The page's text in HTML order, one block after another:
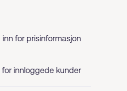
inn for prisinformasjon
for innloggede kunder